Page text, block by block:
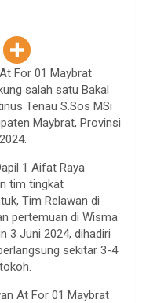
For 01 Maybrat
salah satu Bakal
Tenau S.Sos MSi
Maybrat, Provinsi
1 Aifat Raya
tim tingkat
Tim Relawan di
pertemuan di Wisma
3 Juni 2024, dihadiri
sekitar 3-4
At For 01 Maybrat